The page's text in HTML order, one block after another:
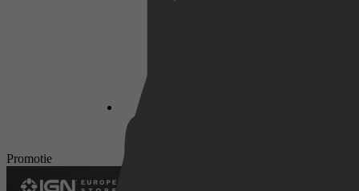
Promotie